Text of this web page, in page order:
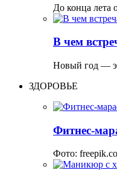
До конца лета
В чем
Новый год —
ЗДОРОВЬЕ
Фитнес-
Фото: